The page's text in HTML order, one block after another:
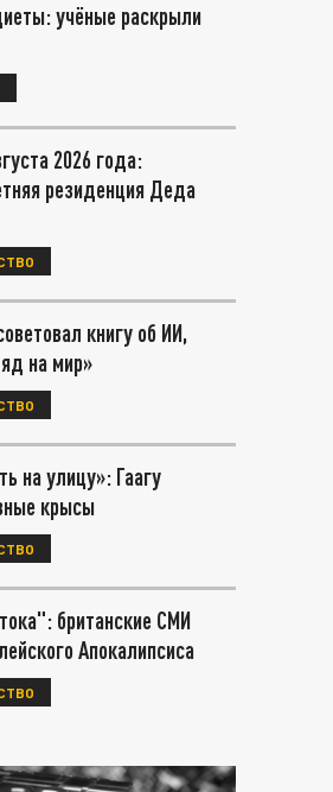
учёные раскрыли
2026 года:
резиденция Деда
книгу об ИИ,
на мир»
на улицу»: Гаагу
крысы
британские СМИ
Апокалипсиса